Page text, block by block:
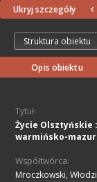
Ukryj szczegóły
Struktura obiektu
Opis obiektu
Tytuł:
Życie Olsztyńskie
warmińsko-
Współtwórca:
Mroczkowski,